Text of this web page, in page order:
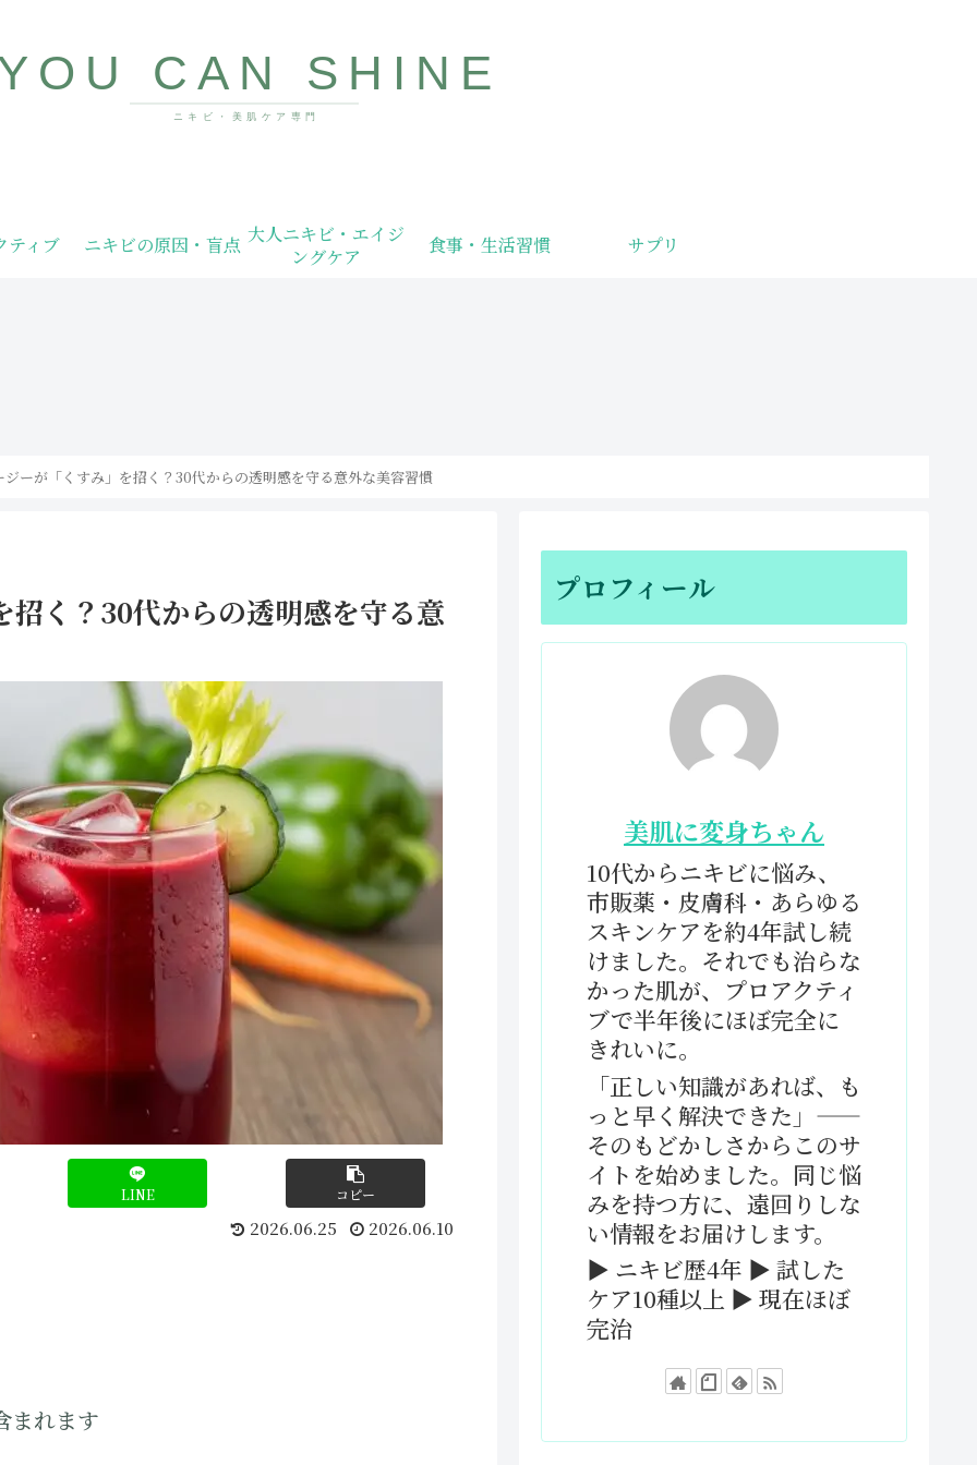
ティブ ニキビの原因・盲点 大人ニキビ・エイジ
ングケア
食事・生活習慣 サプリ
ジーが「くすみ」を招く？30代からの透明感を守る意外な美容習慣
く？30代からの透明感を守る意
LINE コピー
2026.06.25 2026.06.10
まれます
プロフィール
美肌に変身ちゃん
10代からニキビに悩み、
市販薬・皮膚科・あらゆる
スキンケアを約4年試し続
けました。それでも治らな
かった肌が、プロアクティ
ブで半年後にほぼ完全に
きれいに。
「正しい知識があれば、も
っと早く解決できた」——
そのもどかしさからこのサ
イトを始めました。同じ悩
みを持つ方に、遠回りしな
い情報をお届けします。
▶ ニキビ歴4年 ▶ 試した
ケア10種以上 ▶ 現在ほぼ
完治